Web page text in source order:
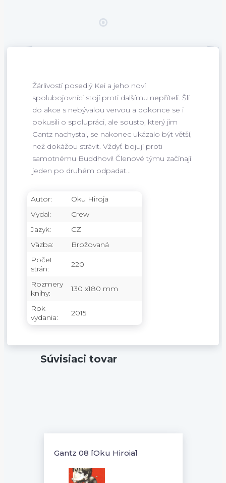
Žárlivostí posedlý Kei a jeho noví
spolubojovníci stojí proti dalšímu nepříteli. Šli
do akce s nebývalou vervou a dokonce se i
pokusili o spolupráci, ale sousto, který jim
Gantz nachystal, se nakonec ukázalo být větší,
než dokážou strávit. Vždyť bojují proti
samotnému Buddhovi! Členové týmu začínají
jeden po druhém odpadat...
Autor:
Oku Hiroja
Vydal:
Crew
Jazyk:
CZ
Väzba:
Brožovaná
Počet
strán:
220
Rozmery
knihy:
130 x180 mm
Rok
vydania:
2015
Súvisiaci tovar
Gantz 08 [Oku Hiroja]